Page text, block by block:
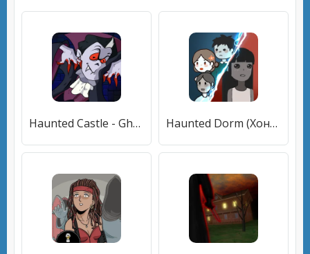
Haunted Castle - Ghost Game (Хаунтед кастл) [МОД Много денег] APK Android Haunted Dorm (Хонтед Дорм Жуткий общежитие) [МОД Premium] APK Android